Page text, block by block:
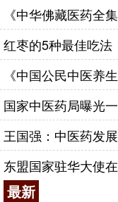
《中华佛藏医药全
红枣的5种最佳吃法
《中国公民中医养
国家中医药局曝光
王国强：中医药发
东盟国家驻华大使
最新